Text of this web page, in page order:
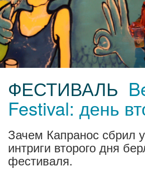
ФЕСТИВАЛЬ
Festival: день
Зачем Капранос сбрил
интриги второго дня
фестиваля.